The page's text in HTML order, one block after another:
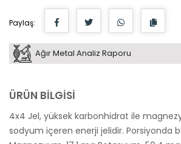
Paylaş:
Ağır Metal Analiz Raporu
ÜRÜN BİLGİSİ
4x4 Jel, yüksek karbonhidrat ile
sodyum içeren enerji jelidir. Porsiyonda